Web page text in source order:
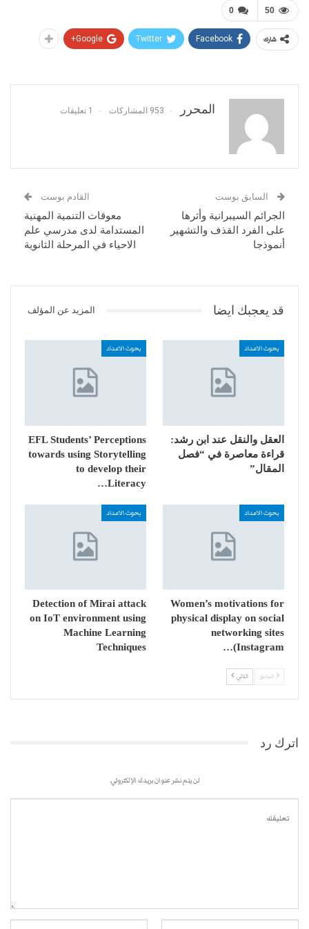
0 50
شارك Facebook
Twitter
Google+
المحرر 953 المشاركات 1 تعليقات
السابق بوست
الجرائم السيبرانية وأثرها
على الفرد القذف والتشهير
أنموذجا
القادم بوست
معوقات التنمية المهنية
المستدامة لدى مدرسي علم
الاحياء في المرحلة الثانوية
قد يعجبك ايضا المزيد عن المؤلف
بحوث الاعداد
العقل والنقل عند ابن رشد:
قراءة معاصرة في “فصل
المقال”
بحوث الاعداد
EFL Students’ Perceptions
towards using Storytelling
to develop their
Literacy…
بحوث الاعداد
Women’s motivations for
physical display on social
networking sites
(Instagram…
بحوث الاعداد
Detection of Mirai attack
on IoT environment using
Machine Learning
Techniques
السابق التالي
اترك رد
لن يتم نشر عنوان بريدك الإلكتروني.